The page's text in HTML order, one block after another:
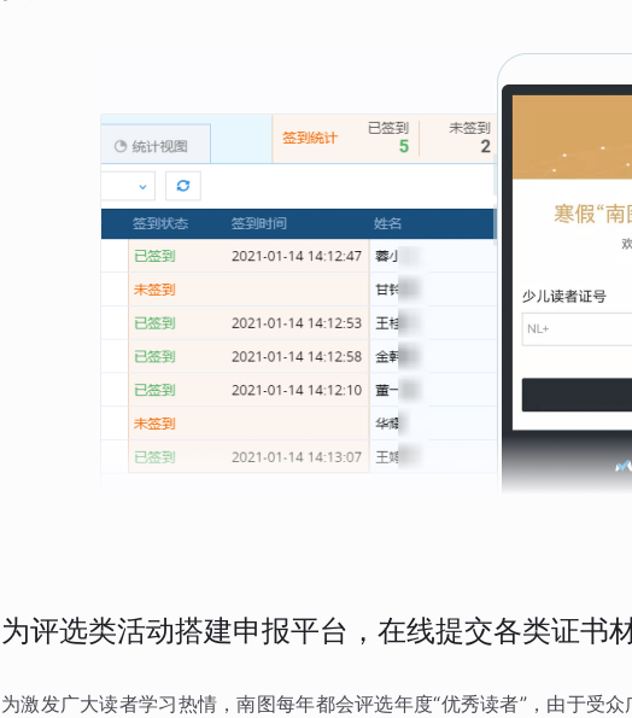
为评选类活动搭建申报平台，在线提交各类证书
为激发广大读者学习热情，南图每年都会评选年度“优秀读者”，由于受